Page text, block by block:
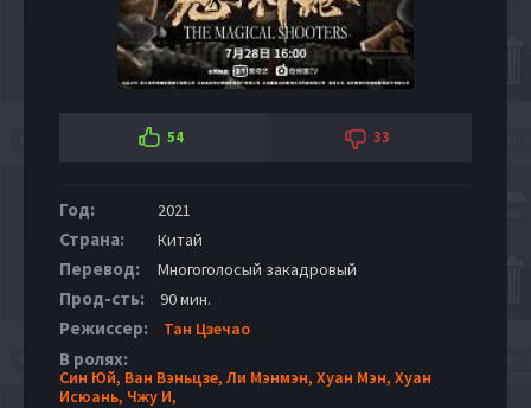
54 33
Год: 2021
Страна: Китай
Перевод: Многоголосый закадровый
Прод-сть: 90 мин.
Режиссер: Тан Цзечао
В ролях:
Син Юй, Ван Вэньцзе,Ли Мэнмэн, Хуан Мэн, Хуан
Исюань, Чжу И,